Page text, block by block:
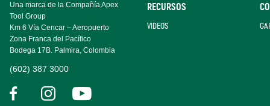
Una marca de la Compañía Apex
Tool Group
Km 6 Vía Cencar – Aeropuerto
Zona Franca del Pacífico
Bodega 17B. Palmira, Colombia
(602) 387 3000
RECURSOS
VIDEOS